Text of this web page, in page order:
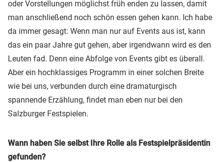
oder Vorstellungen möglichst früh enden zu lassen, damit
man anschließend noch schön essen gehen kann. Ich habe
da immer gesagt: Wenn man nur auf Events aus ist, kann
das ein paar Jahre gut gehen, aber irgendwann wird es den
Leuten fad. Denn eine Abfolge von Events gibt es überall.
Aber ein hochklassiges Programm in einer solchen Breite
wie bei uns, verbunden durch eine dramaturgisch
spannende Erzählung, findet man eben nur bei den
Salzburger Festspielen.
Wann haben Sie selbst Ihre Rolle als Festspielpräsidentin
gefunden?